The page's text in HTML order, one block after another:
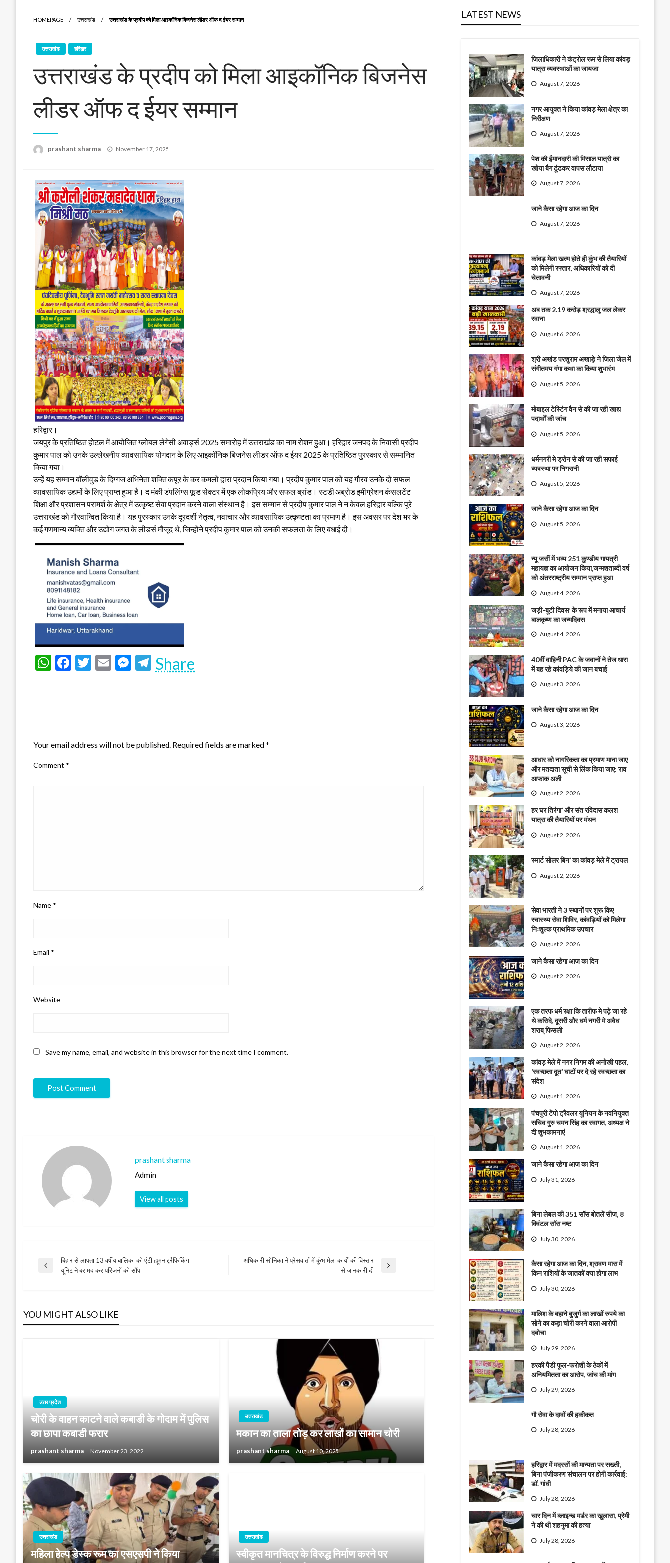
HOMEPAGE उत्तराखंड उत्तराखंड के प्रदीप को मिला आइकॉनिक बिजनेस लीडर ऑफ द ईयर सम्मान
उत्तराखंड हरिद्वार
उत्तराखंड के प्रदीप को मिला आइकॉनिक बिजनेस
लीडर ऑफ द ईयर सम्मान
prashant sharma
Posted
November 17, 2025
हरिद्वार।
जयपुर के प्रतिष्ठित होटल में आयोजित ग्लोबल लेगेसी अवार्ड्स 2025 समारोह में उत्तराखंड का नाम रोशन हुआ। हरिद्वार जनपद के निवासी प्रदीप
कुमार पाल को उनके उल्लेखनीय व्यावसायिक योगदान के लिए आइकॉनिक बिजनेस लीडर ऑफ द ईयर 2025 के प्रतिष्ठित पुरस्कार से सम्मानित
किया गया।
उन्हें यह सम्मान बॉलीवुड के दिग्गज अभिनेता शक्ति कपूर के कर कमलों द्वारा प्रदान किया गया। प्रदीप कुमार पाल को यह गौरव उनके दो सफल
व्यावसायिक उद्यमों के लिए प्राप्त हुआ है। द मंकी डंपलिंग्स फूड सेक्टर में एक लोकप्रिय और सफल ब्रांड। स्टडी अब्रोड इमीग्रेशन कंसलटेंट
शिक्षा और प्रशासन परामर्श के क्षेत्र में उत्कृष्ट सेवा प्रदान करने वाला संस्थान है। इस सम्मान से प्रदीप कुमार पाल ने न केवल हरिद्वार बल्कि पूरे
उत्तराखंड को गौरवान्वित किया है। यह पुरस्कार उनके दूरदर्शी नेतृत्व, नवाचार और व्यावसायिक उत्कृष्टता का प्रमाण है। इस अवसर पर देश भर के
कई गणमान्य व्यक्ति और उद्योग जगत के लीडर्स मौजूद थे, जिन्होंने प्रदीप कुमार पाल को उनकी सफलता के लिए बधाई दी।
WhatsApp
Facebook
Twitter
EmailMessenger
Telegram
Share
Your email address will not be published. Required fields are marked*
Comment *
Name *
Email *
Website
Save my name, email, and website in this browser for the next time I comment.
prashant sharma
Admin
View all posts
Post
Previous
बिहार से लापता 13 वर्षीय बालिका को एंटी ह्यूमन ट्रैफिकिंग
यूनिट ने बरामद कर परिजनों को सौंपा
अधिकारी सोनिका ने प्रेसवार्ता में कुंभ मेला कार्यो की विस्तार
से जानकारी दी
YOU MIGHT ALSO LIKE
उत्तर प्रदेश
चोरी के वाहन काटने वाले कबाडी के गोदाम में पुलिस
का छापा कबाडी फरार
prashant sharma November 23, 2022
उत्तराखंड
मकान का ताला तोड़ कर लाखों का सामान चोरी
prashant sharma August 10, 2025
उत्तराखंड
महिला हेल्प डेस्क रूम का एसएसपी ने किया
उत्तराखंड
स्वीकृत मानचित्र के विरुद्ध निर्माण करने पर
LATEST NEWS
जिलाधिकारी ने कंट्रोल रूम से लिया कांवड़
यात्रा व्यवस्थाओं का जायजा
August 7, 2026
नगर आयुक्त ने किया कांवड़ मेला क्षेत्र का
निरीक्षण
August 7, 2026
पेश की ईमानदारी की मिसाल यात्री का
खोया बैग ढूंढकर वापस लौटाया
August 7, 2026
जाने कैसा रहेगा आज का दिन
August 7, 2026
कांवड़ मेला खत्म होते ही कुंभ की तैयारियों
को मिलेगी रफ्तार, अधिकारियों को दी
चेतावनी
August 7, 2026
अब तक 2.19 करोड़ श्रद्धालु जल लेकर
रवाना
August 6, 2026
श्री अखंड परशुराम अखाड़े ने जिला जेल में
संगीतमय गंगा कथा का किया शुभारंभ
August 5, 2026
मोबाइल टेस्टिंग वैन से की जा रही खाद्य
पदार्थों की जांच
August 5, 2026
धर्मनगरी मे ड्रोन से की जा रही सफाई
व्यवस्था पर निगरानी
August 5, 2026
जाने कैसा रहेगा आज का दिन
August 5, 2026
न्यू जर्सी में भव्य 251 कुण्डीय गायत्री
महायज्ञ का आयोजन किया,जन्मशताब्दी वर्ष
को अंतरराष्ट्रीय सम्मान प्राप्त हुआ
August 4, 2026
जड़ी-बूटी दिवस’ के रूप में मनाया आचार्य
बालकृष्ण का जन्मदिवस
August 4, 2026
40वीं वाहिनी PAC के जवानों ने तेज धारा
में बह रहे कांवड़िये की जान बचाई
August 3, 2026
जाने कैसा रहेगा आज का दिन
August 3, 2026
आधार को नागरिकता का प्रमाण माना जाए
और मतदाता सूची से लिंक किया जाए: राव
आफाक अली
August 2, 2026
हर घर तिरंगा’ और संत रविदास कलश
यात्रा की तैयारियों पर मंथन
August 2, 2026
स्मार्ट सोलर बिन’ का कांवड़ मेले में ट्रायल
August 2, 2026
सेवा भारती ने 3 स्थानों पर शुरू किए
स्वास्थ्य सेवा शिविर, कांवड़ियों को मिलेगा
निःशुल्क प्राथमिक उपचार
August 2, 2026
जाने कैसा रहेगा आज का दिन
August 2, 2026
एक तरफ धर्म रक्षा कि तारीफ मे पढ़े जा रहे
थे कसिदे, दूसरी और धर्म नगरी मे अवैध
शराब् फिसली
August 2, 2026
कांवड़ मेले में नगर निगम की अनोखी पहल,
‘स्वच्छता दूत’ घाटों पर दे रहे स्वच्छता का
संदेश
August 1, 2026
पंचपुरी टेंपो ट्रैवलर यूनियन के नवनियुक्त
सचिव गुरु चमन सिंह का स्वागत, अध्यक्ष ने
दी शुभकामनाएं
August 1, 2026
जाने कैसा रहेगा आज का दिन
July 31, 2026
बिना लेबल की 351 सॉस बोतलें सीज, 8
क्विंटल सॉस नष्ट
July 30, 2026
कैसा रहेगा आज का दिन, श्रावण मास में
किन राशियों के जातकों क्या होगा लाभ
July 30, 2026
मालिश के बहाने बुजुर्ग का लाखों रुपये का
सोने का कड़ा चोरी करने वाला आरोपी
दबोचा
July 29, 2026
हरकी पैडी फूल-फरोशी के ठेकों में
अनियमितता का आरोप, जांच की मांग
July 29, 2026
गौ सेवा के दावों की हकीकत
July 28, 2026
हरिद्वार में मदरसों की मान्यता पर सख्ती,
बिना पंजीकरण संचालन पर होगी कार्रवाई:
डॉ. गांधी
July 28, 2026
चार दिन में ब्लाइन्ड मर्डर का खुलासा, प्रेमी
ने की थी शहनुमा की हत्या
July 28, 2026